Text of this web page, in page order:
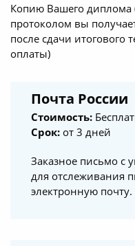
Копию Вашего диплома
протоколом вы
после сдачи итогового
оплаты)
Почта России
Стоимость:
Срок: от 3 дней
Заказное письмо с
для отслеживания
электронную почту.